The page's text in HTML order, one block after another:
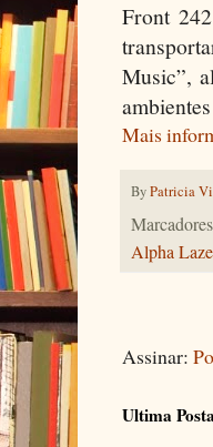
Front
Music”,
Mais
ByPatricia
Alpha
Assinar:
Ultima